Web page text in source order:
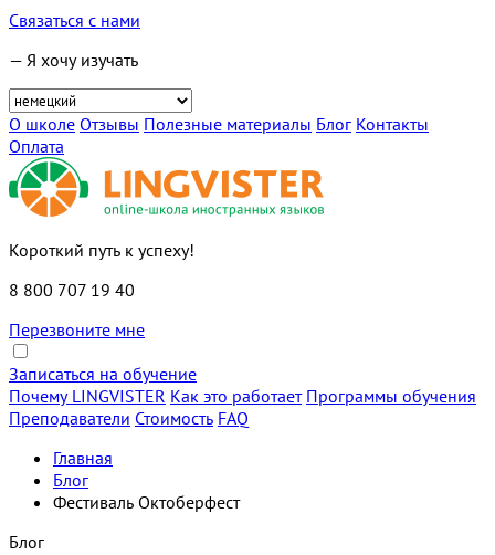
Связаться с нами
— Я хочу изучать
О школе Отзывы Полезные материалы Блог Контакты
Оплата
Короткий путь к успеху!
8 800 707 19 40
Перезвоните мне
Записаться на обучение
Почему LINGVISTER Как это работает Программы обучения
Преподаватели Стоимость FAQ
Главная
Блог
Фестиваль Октоберфест
Блог